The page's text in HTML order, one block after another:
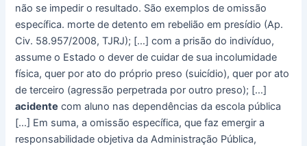
não se impedir o resultado. São exemplos de omissão
específica. morte de detento em rebelião em presídio (Ap.
Civ. 58.957/2008, TJRJ); […] com a prisão do indivíduo,
assume o Estado o dever de cuidar de sua incolumidade
física, quer por ato do próprio preso (suicídio), quer por ato
de terceiro (agressão perpetrada por outro preso); […]
acidente com aluno nas dependências da escola pública
[…] Em suma, a omissão específica, que faz emergir a
responsabilidade objetiva da Administração Pública,